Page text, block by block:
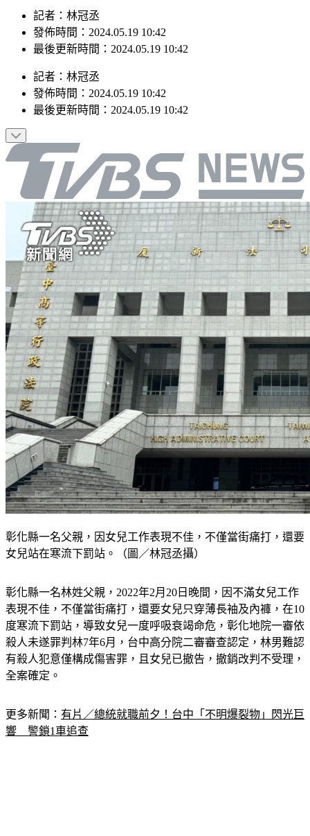
記者：林冠丞
發佈時間：2024.05.19 10:42
最後更新時間：2024.05.19 10:42
記者 ： 林冠丞
發佈時間： 2024.05.19 10:42
最後更新時間： 2024.05.19 10:42
彰化縣一名父親，因女兒工作表現不佳，不僅當街痛打，還要
女兒站在寒流下罰站。（圖／林冠丞攝）
彰化縣一名林姓父親，2022年2月20日晚間，因不滿女兒工作
表現不佳，不僅當街痛打，還要女兒只穿薄長袖及內褲，在10
度寒流下罰站，導致女兒一度呼吸衰竭命危，彰化地院一審依
殺人未遂罪判林7年6月，台中高分院二審審查認定，林男難認
有殺人犯意僅構成傷害罪，且女兒已撤告，撤銷改判不受理，
全案確定。
更多新聞： 有片／總統就職前夕！台中「不明爆裂物」閃光巨
響　警鎖1車追查